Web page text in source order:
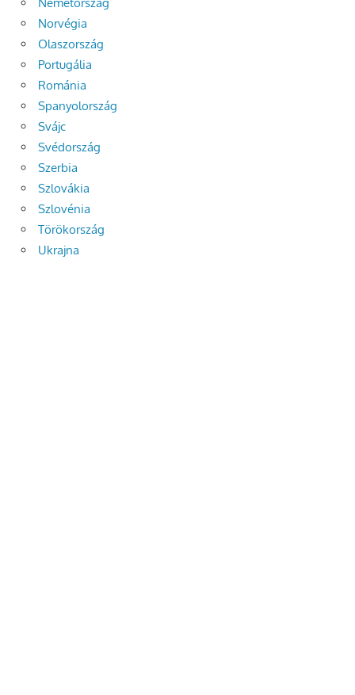
Norvégia
Olaszország
Portugália
Románia
Spanyolország
Svájc
Svédország
Szerbia
Szlovákia
Szlovénia
Törökország
Ukrajna